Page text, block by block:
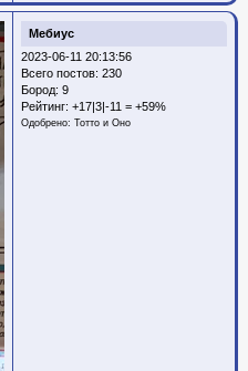
Мебиус
2023-06-11 20:13:56
Всего постов: 230
Бород: 9
Рейтинг: +17|3|-11 = +59%
Одобрено: Тотто и Оно